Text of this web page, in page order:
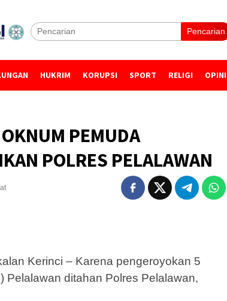
Pencarian
HUKRIM KORUPSI SPORT RELIGI OPINI
PEMUDA
POLRES PELALAWAN
Kerinci – Karena pengeroyokan 5
Pelalawan ditahan Polres Pelalawan,